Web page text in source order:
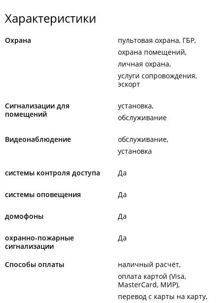
Приморского края и за его пределами;
Монтаж охранно-пожарной сигнализации, систем
Проектирование и монтаж структурированных
кабельных систем (СКС), модернизация существующей
Монтаж систем видеонаблюдения с локальным и
Характеристики
Охрана
пультовая охрана, ГБР
охрана помещений
личная охрана
услуги сопровождения,
эскорт
Сигнализации для
помещений
установка
обслуживание
Видеонаблюдение
обслуживание
установка
системы контроля доступа Да
системы оповещения Да
домофоны Да
охранно-пожарные
сигнализации
Да
Способы оплаты
наличный расчёт
оплата картой (Visa,
MasterCard, МИР)
перевод с карты на карту